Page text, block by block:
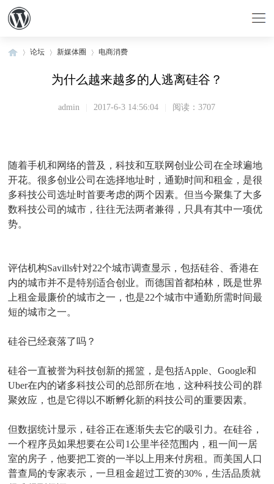
论坛 新媒体圈 电商消费
为什么越来越多的人逃离硅谷？
admin 2017-6-3 14:56:04 阅读：3707
随着手机和网络的普及，科技和互联网创业公司在全球遍地
开花。很多创业公司在选择地址时，通勤时间和租金，是很
多科技公司选址时首要考虑的两个因素。但当今聚集了大多
数科技公司的城市，往往无法两者兼得，只具有其中一项优
势。
评估机构Savills针对22个城市调查显示，包括硅谷、香港在
内的城市并不是特别适合创业。而德国首都柏林，既是世界
上租金最廉价的城市之一，也是22个城市中通勤所需时间最
短的城市之一。
硅谷已经衰落了吗？
硅谷一直被誉为科技创新的摇篮，是包括Apple、Google和
Uber在内的诸多科技公司的总部所在地，这种科技公司的群
聚效应，也是它得以不断孵化新的科技公司的重要因素。
但数据统计显示，硅谷正在逐渐失去它的吸引力。在硅谷，
一个程序员如果想要在公司1公里半径范围内，租一间一居
室的房子，他要把工资的一半以上用来付房租。而美国人口
普查局的专家表示，一旦租金超过工资的30%，生活品质就